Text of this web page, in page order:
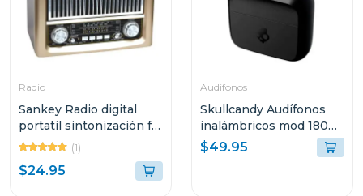
Radio
Sankey Radio digital
portatil sintonización fm
bluetooth dorado
(1)
$24.95
Audifonos
Skullcandy Audífonos
inalámbricos mod 180
negro s2mgw
$49.95